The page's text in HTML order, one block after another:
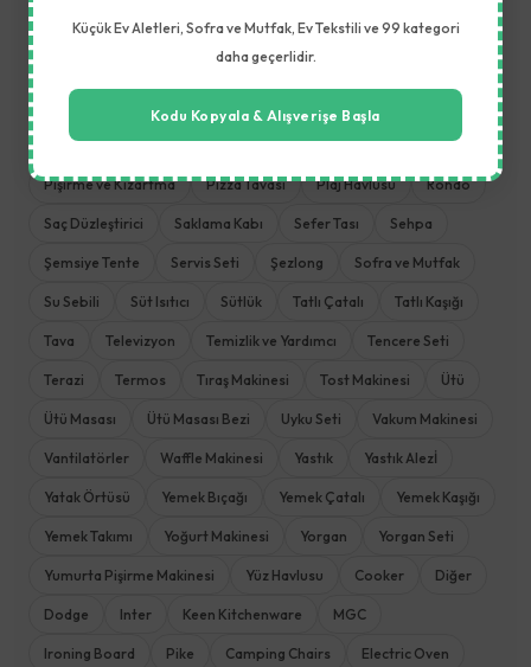
Meyve Kurutucu Meyve Sıkacağı Meyve ve Sebze Aletleri
Mikser Mısır Patlatma Makinesi
Mutfak Terazisi Nevresim Takımı Öğütme Makinesi
Pişirme ve Kızartma Pizza Tavası Plaj Havlusu Rondo
Saç Düzleştirici Saklama Kabı Sefer Tası Sehpa
Şemsiye Tente Servis Seti Şezlong Sofra ve Mutfak
Su Sebili Süt Isıtıcı Sütlük Tatlı Çatalı Tatlı Kaşığı
Tava Televizyon Temizlik ve Yardımcı Tencere Seti
Terazi Termos Tıraş Makinesi Tost Makinesi Ütü
Ütü Masası Ütü Masası Bezi Uyku Seti Vakum Makinesi
Vantilatörler Waffle Makinesi Yastık Yastık Alezİ
Yatak Örtüsü Yemek Bıçağı Yemek Çatalı Yemek Kaşığı
Yemek Takımı Yoğurt Makinesi Yorgan Yorgan Seti
Yumurta Pişirme Makinesi Yüz Havlusu Cooker Diğer
Dodge Inter Keen Kitchenware MGC
Ironing Board Pike Camping Chairs Electric Oven
Küçük Ev Aletleri, Sofra ve Mutfak, Ev Tekstili ve 99 kategori
daha geçerlidir.
Kodu Kopyala & Alışverişe Başla